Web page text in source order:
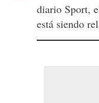
diario Sport,
está siendo